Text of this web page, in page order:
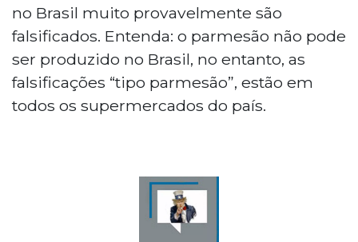
no Brasil muito provavelmente são
falsificados. Entenda: o parmesão não pode
ser produzido no Brasil, no entanto, as
falsificações “tipo parmesão”, estão em
todos os supermercados do país.